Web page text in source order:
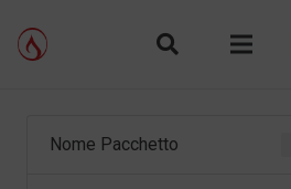
Nome Pacchetto